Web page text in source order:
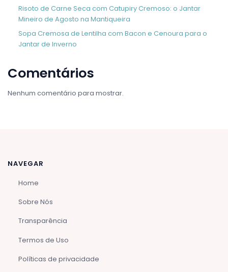
Risoto de Carne Seca com Catupiry Cremoso: o Jantar
Mineiro de Agosto na Mantiqueira
Sopa Cremosa de Lentilha com Bacon e Cenoura para o
Jantar de Inverno
Comentários
Nenhum comentário para mostrar.
NAVEGAR
Home
Sobre Nós
Transparência
Termos de Uso
Políticas de privacidade